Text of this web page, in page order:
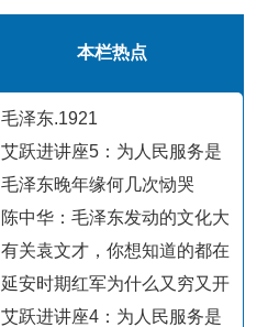
本栏热点
毛泽东.1921
艾跃进讲座5：为人民服务是
毛泽东晚年缘何几次恸哭
陈中华：毛泽东发动的文化大
有关袁文才，你想知道的都在
延安时期红军为什么又穷又开
艾跃进讲座4：为人民服务是